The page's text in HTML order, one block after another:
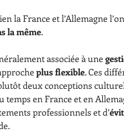
la France et l’Allemagne
la même.
associée à une
plus flexible. Ces
deux conceptions
en France et en
professionnels et d’